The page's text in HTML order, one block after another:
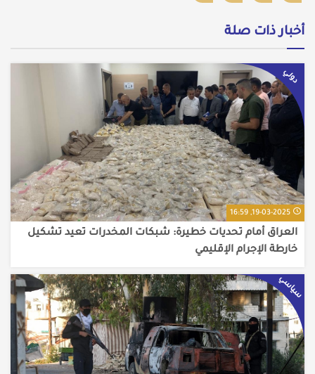
أخبار ذات صلة
دولي
19-03-2025, 16:59
العراق أمام تحديات خطيرة: شبكات المخدرات تعيد تشكيل
خارطة الإجرام الإقليمي
سياسي